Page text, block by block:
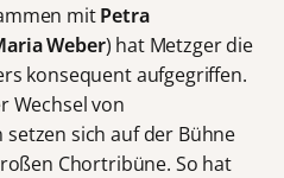
mitPetra
Weber) hat Metzger die
konsequent aufgegriffen.
Wechsel von
sich auf der Bühne
Chortribüne. So hat